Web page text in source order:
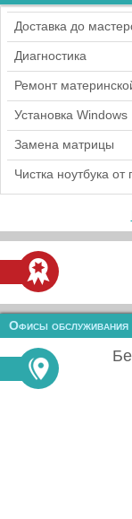
Доставка до
Диагностика
Ремонт
Установка Windows
Замена матрицы
Чистка ноутбука от
Офисы обслуживания